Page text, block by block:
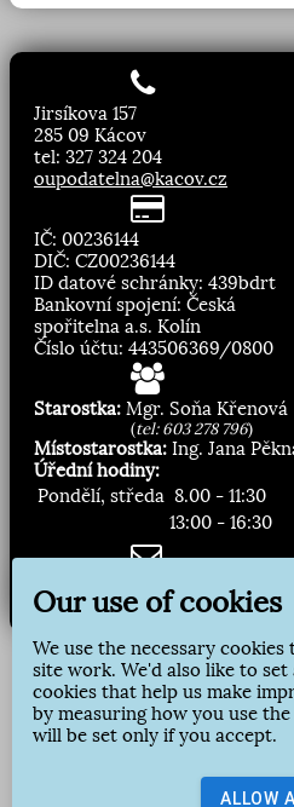
Jirsíkova 157
285 09 Kácov
tel: 327 324 204
oupodatelna@kacov.cz
IČ: 00236144
DIČ: CZ00236144
ID datové schránky: 439bdrt
Bankovní spojení: Česká
spořitelna a.s. Kolín
Číslo účtu: 443506369/0800
Starostka: Mgr. Soňa Křenová
(tel: 603 278 796)
Místostarostka: Ing. Jana
Úřední hodiny:
Pondělí, středa 8.00 - 11:30
13:00 - 16:30
Zasílání novinek:
Přihlásit odběr
Our use of cookies
We use the necessary cookies
site work. We'd also like to set
cookies that help us make
by measuring how you use
will be set only if you accept.
ALLOW